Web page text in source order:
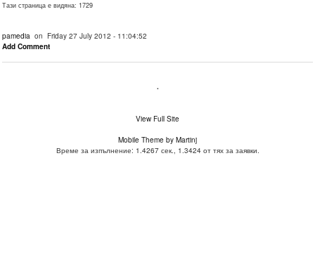
Тази страница е видяна: 1729
pamedia on Friday 27 July 2012 - 11:04:52
Add Comment
.
View Full Site
Mobile Theme by Martinj
Време за изпълнение: 1.4267 сек., 1.3424 от тях за заявки.